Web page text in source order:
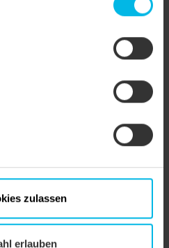
Datenverarbeitung
zulassen
erlauben